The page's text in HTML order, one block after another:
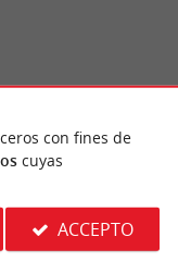
por Jérôme
de tourisme
bling et
con fines de
cuyas
ACCEPTO